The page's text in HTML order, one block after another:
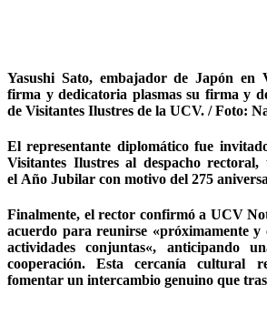
Yasushi Sato, embajador de Japón en
firma y dedicatoria plasmas su firma y
de Visitantes Ilustres de la UCV. / Foto:
El representante diplomático fue
Visitantes Ilustres al despacho
el Año Jubilar con motivo del 275
Finalmente, el rector confirmó a UCV
acuerdo para reunirse «próximamente
actividades conjuntas«, anticipando
cooperación. Esta cercanía cultural
fomentar un intercambio genuino que